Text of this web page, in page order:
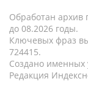
Обработан архив
до 08.2026 годы.
Ключевых фраз
724415.
Создано именных
Редакция